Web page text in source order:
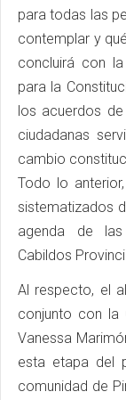
para todas las
contemplar y
concluirá con
para la
los acuerdos
ciudadanas
cambio
Todo lo
sistematizados
agenda de
Cabildos
Al respecto, el
conjunto con la
Vanessa
esta etapa del
comunidad de